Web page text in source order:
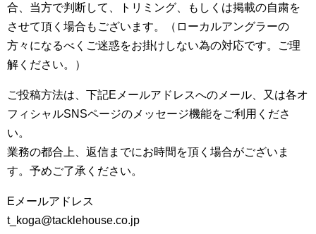
合、当方で判断して、トリミング、もしくは掲載の自粛を
させて頂く場合もございます。（ローカルアングラーの
方々になるべくご迷惑をお掛けしない為の対応です。ご理
解ください。）
ご投稿方法は、下記Eメールアドレスへのメール、又は各オ
フィシャルSNSページのメッセージ機能をご利用くださ
い。
業務の都合上、返信までにお時間を頂く場合がございま
す。予めご了承ください。
Eメールアドレス
t_koga@tacklehouse.co.jp